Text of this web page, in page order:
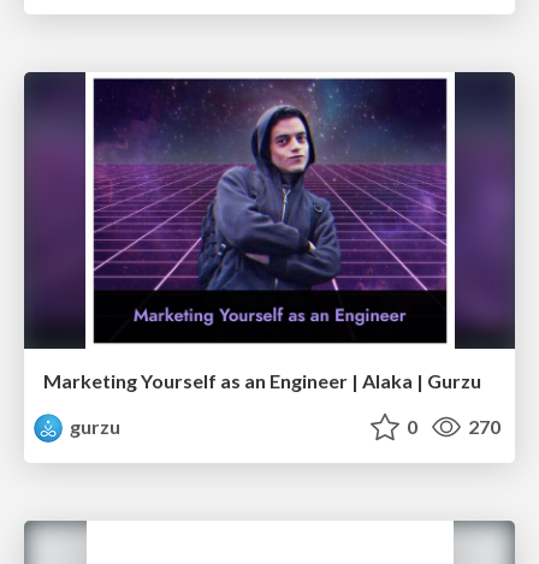
Marketing Yourself as an Engineer | Alaka | Gurzu
gurzu
0 270